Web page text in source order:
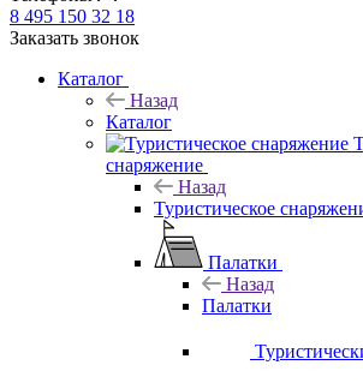
8 495 150 32 18
Заказать звонок
Каталог
Назад
Каталог
снаряжение
Назад
Туристическое
Палатки
Назад
Палатки